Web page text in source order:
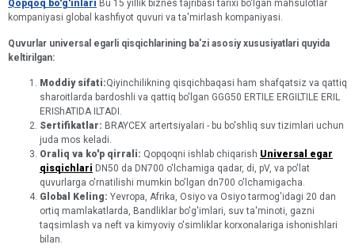
Qopqoq bo'g'inlari Bu 15 yillik biznes tajribasi tarixi bo'lgan mahsulotlar
kompaniyasi global kashfiyot quvuri va ta'mirlash kompaniyasi.
Quvurlar universal egarli qisqichlarining ba'zi asosiy xususiyatlari quyida
keltirilgan:
Moddiy sifati:Qiyinchilikning qisqichbaqasi ham shafqatsiz va qattiq
sharoitlarda bardoshli va qattiq bo'lgan GGG50 ERTILE ERGILTILE ERIL
ERIShATIDA ILTADI.
Sertifikatlar: BRAYCEX artertsiyalari - bu bo'shliq suv tizimlari uchun
juda mos keladi.
Oraliq va ko'p qirrali: Qopqoqni ishlab chiqarish Universal egar
qisqichlari DN50 da DN700 o'lchamiga qadar, di, pV, va po'lat
quvurlarga o'rnatilishi mumkin bo'lgan dn700 o'lchamigacha.
Global Keling: Yevropa, Afrika, Osiyo va Osiyo tarmog'idagi 20 dan
ortiq mamlakatlarda, Bandliklar bo'g'imlari, suv ta'minoti, gazni
taqsimlash va neft va kimyoviy o'simliklar korxonalariga ishonishlari
bilan.